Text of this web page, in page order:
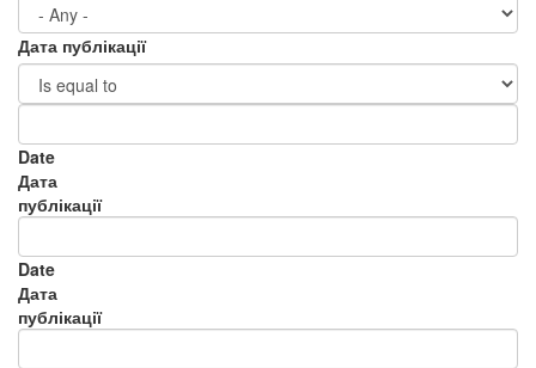
Дата публікації
Date
Дата
публікації
Date
Дата
публікації